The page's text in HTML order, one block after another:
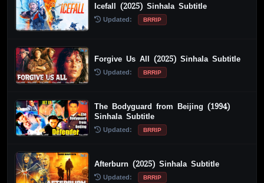
Icefall (2025) Sinhala Subtitle
Updated: BRRIP
Forgive Us All (2025) Sinhala Subtitle
Updated: BRRIP
The Bodyguard from Beijing (1994)
Sinhala Subtitle
Updated: BRRIP
Afterburn (2025) Sinhala Subtitle
Updated: BRRIP